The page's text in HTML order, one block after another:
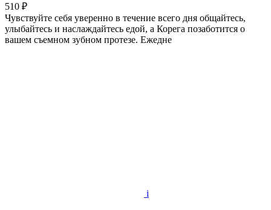
510 ₽
Чувствуйте себя уверенно в течение всего дня общайтесь,
улыбайтесь и наслаждайтесь едой, а Корега позаботится о
вашем съемном зубном протезе. Ежедне
i